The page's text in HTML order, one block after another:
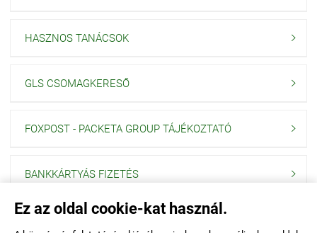
Ez az oldal cookie-kat használ.
HASZNOS TANÁCSOK 
GLS CSOMAGKERESŐ 
FOXPOST - PACKETA GROUP TÁJÉKOZTATÓ 
BANKKÁRTYÁS FIZETÉS 
Navigáció